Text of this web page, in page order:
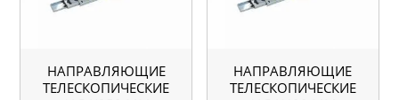
НАПРАВЛЯЮЩИЕ
ТЕЛЕСКОПИЧЕСКИЕ
НАПРАВЛЯЮЩИЕ
ТЕЛЕСКОПИЧЕСКИЕ